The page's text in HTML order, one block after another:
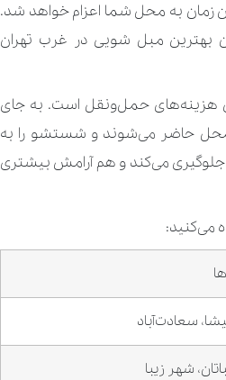
زمان به محل شما اعزام خواهد شد.
بهترین مبل شویی در غرب تهران
حمل‌ونقل است. به جای
محل حاضر می‌شوند و شستشو را به‌
می‌کند و هم آرامش بیشتری
می‌کنید:
سعادت‌آباد
شهر زیبا